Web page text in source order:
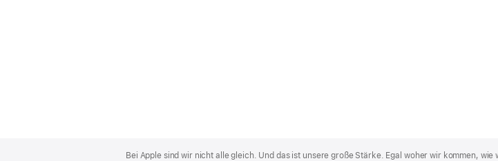
Footer
Bei Apple sind wir nicht alle gleich. Und das ist unsere große Stärke. Egal woher wir kommen,